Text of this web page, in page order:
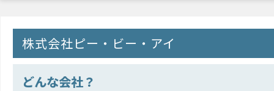
株式会社ピー・ビー・アイ
どんな会社？